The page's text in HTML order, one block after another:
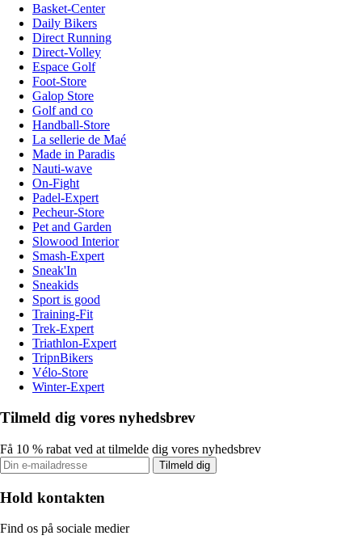
Basket-Center
Daily Bikers
Direct Running
Direct-Volley
Espace Golf
Foot-Store
Galop Store
Golf and co
Handball-Store
La sellerie de Maé
Made in Paradis
Nauti-wave
On-Fight
Padel-Expert
Pecheur-Store
Pet and Garden
Slowood Interior
Smash-Expert
Sneak'In
Sneakids
Sport is good
Training-Fit
Trek-Expert
Triathlon-Expert
TripnBikers
Vélo-Store
Winter-Expert
Tilmeld dig vores nyhedsbrev
Få 10 % rabat ved at tilmelde dig vores nyhedsbrev
Tilmeld dig
Hold kontakten
Find os på sociale medier